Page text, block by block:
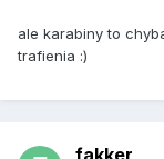
ale karabiny to
trafienia :)